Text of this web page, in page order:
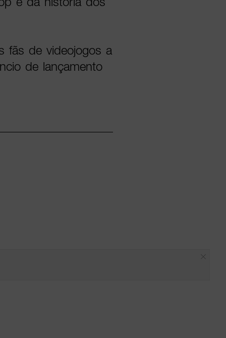
fãs de videojogos a
de lançamento